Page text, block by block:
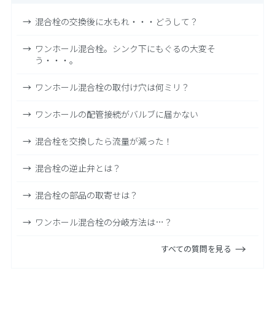
混合栓の交換後に水もれ・・・どうして？
ワンホール混合栓。シンク下にもぐるの大変そ
う・・・。
ワンホール混合栓の取付け穴は何ミリ？
ワンホールの配管接続がバルブに届かない
混合栓を交換したら流量が減った！
混合栓の逆止弁とは？
混合栓の部品の取寄せは？
ワンホール混合栓の分岐方法は…？
すべての質問を見る